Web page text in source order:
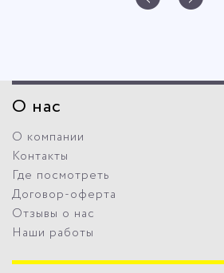
О нас
О компании
Контакты
Где посмотреть
Договор-оферта
Отзывы о нас
Наши работы